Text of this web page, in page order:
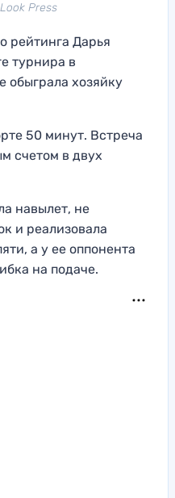
Press
рейтинга Дарья
турнира в
обыграла хозяйку
50 минут. Встреча
счетом в двух
навылет, не
и реализовала
а у ее оппонента
на подаче.